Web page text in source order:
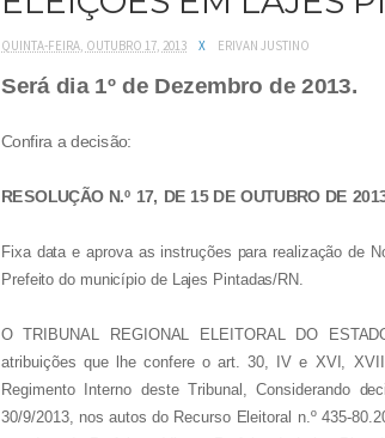
QUINTA-FEIRA, OUTUBRO 17, 2013 X ERIVAN JUSTINO
Será dia 1º de Dezembro de 2013.
Confira a decisão:
RESOLUÇÃO N.º 17, DE 15 DE OUTUBRO DE
Fixa data e aprova as instruções para realização de
Prefeito do município de Lajes Pintadas/RN.
O TRIBUNAL REGIONAL ELEITORAL DO
atribuições que lhe confere o art. 30, IV e XVI,
Regimento Interno deste Tribunal, Considerando
30/9/2013, nos autos do Recurso Eleitoral n.º 435-